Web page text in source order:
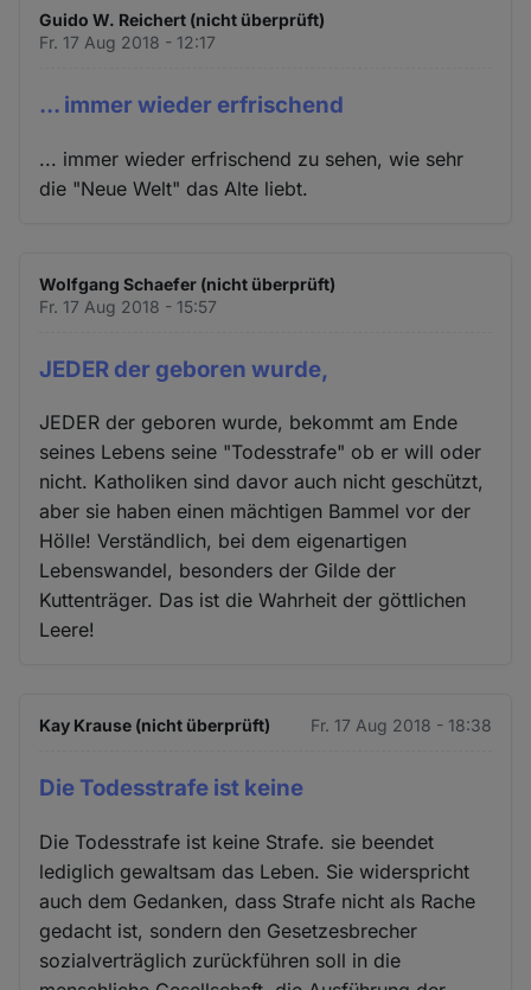
Guido W. Reichert (nicht überprüft)
Fr. 17 Aug 2018 - 12:17
... immer wieder erfrischend
... immer wieder erfrischend zu sehen, wie sehr
die "Neue Welt" das Alte liebt.
Wolfgang Schaefer (nicht überprüft)
Fr. 17 Aug 2018 - 15:57
JEDER der geboren wurde,
JEDER der geboren wurde, bekommt am Ende
seines Lebens seine "Todesstrafe" ob er will oder
nicht. Katholiken sind davor auch nicht geschützt,
aber sie haben einen mächtigen Bammel vor der
Hölle! Verständlich, bei dem eigenartigen
Lebenswandel, besonders der Gilde der
Kuttenträger. Das ist die Wahrheit der göttlichen
Leere!
Kay Krause (nicht überprüft) Fr. 17 Aug 2018 - 18:38
Die Todesstrafe ist keine
Die Todesstrafe ist keine Strafe. sie beendet
lediglich gewaltsam das Leben. Sie widerspricht
auch dem Gedanken, dass Strafe nicht als Rache
gedacht ist, sondern den Gesetzesbrecher
sozialverträglich zurückführen soll in die